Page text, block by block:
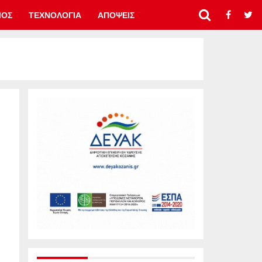
ΤΕΧΝΟΛΟΓΙΑ ΑΠΟΨΕΙΣ